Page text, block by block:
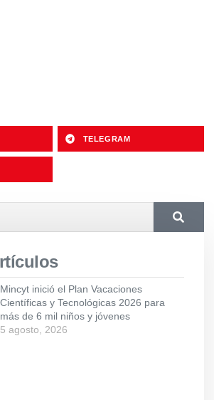
TELEGRAM
Mincyt inició el Plan Vacaciones
Científicas y Tecnológicas 2026 para
más de 6 mil niños y jóvenes
5 agosto, 2026